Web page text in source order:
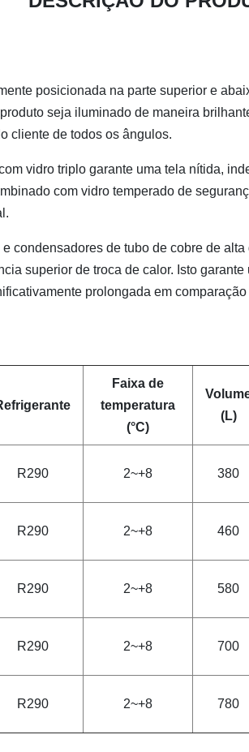
posicionada na parte superior e
seja iluminado de maneira
cliente de todos os ângulos.
vidro triplo garante uma tela nítida,
com vidro temperado de
condensadores de tubo de cobre de
superior de troca de calor. Isto
prolongada em
Faixa de
temperatura
(°C)
(L)
R290 2~+8 380
R290 2~+8 460
R290 2~+8 580
R290 2~+8 700
R290 2~+8 780